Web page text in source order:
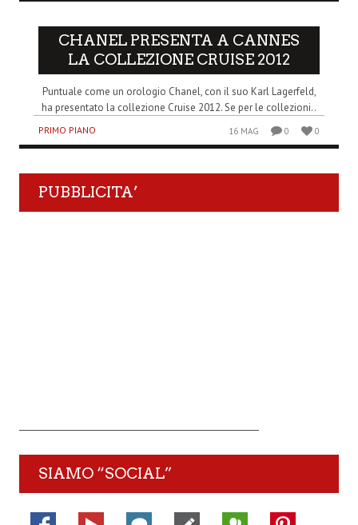
CHANEL PRESENTA A CANNES
LA COLLEZIONE CRUISE 2012
Puntuale come un orologio Chanel, con il suo Karl Lagerfeld,
ha presentato la collezione Cruise 2012. Se per le collezioni..
PRIMO PIANO 16 MAG 0 0
PUBBLICITA’
SIAMO “SOCIAL”